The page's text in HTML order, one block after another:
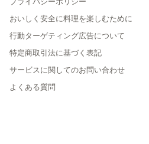
おいしく安全に料理を楽しむために
行動ターゲティング広告について
特定商取引法に基づく表記
サービスに関してのお問い合わせ
よくある質問